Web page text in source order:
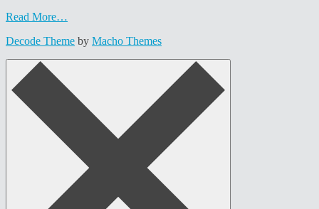
Read More…
Decode Theme by Macho Themes